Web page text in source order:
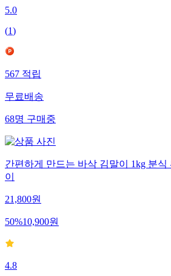
5.0
(1)
567적립
무료배송
68명구매중
간편하게 만드는 바삭 김말이 1kg 분
이
21,800원
50%10,900원
4.8